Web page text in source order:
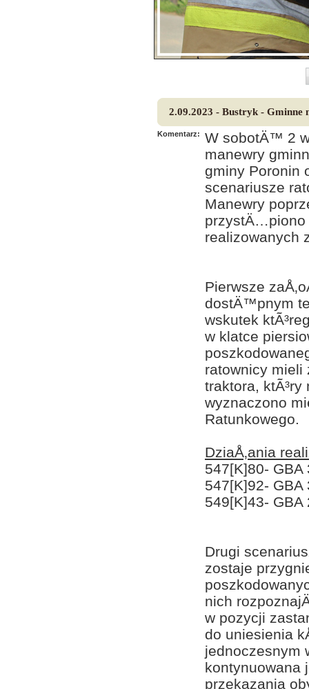
2.09.2023 - Bustryk - Gminne
Komentarz:
W sobotÄ™ 2
manewry
gminy Poronin
scenariusze
Manewry
przystÄ…piono
realizowanych
Pierwsze
dostÄ™pnym
wskutek
w klatce
ratownicy
traktora, ktÃ³ry
wyznaczono
Ratunkowego.
DziaÅ‚ania
547[K]80-
547[K]92- GBA
549[K]43-
Drugi
zostaje
nich
w pozycji
do uniesienia
jednoczesnym
kontynuowana
przekazania